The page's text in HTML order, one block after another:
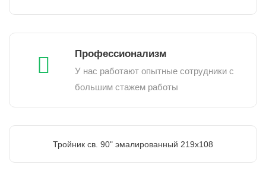
Профессионализм
У нас работают опытные сотрудники с
большим стажем работы
Тройник св. 90" эмалированный 219х108